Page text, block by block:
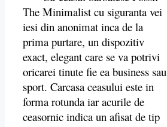
The Minimalist cu siguranta vei
iesi din anonimat inca de la
prima purtare, un dispozitiv
exact, elegant care se va potrivi
oricarei tinute fie ea business sau
sport. Carcasa ceasului este in
forma rotunda iar acurile de
ceasornic indica un afisat de tip